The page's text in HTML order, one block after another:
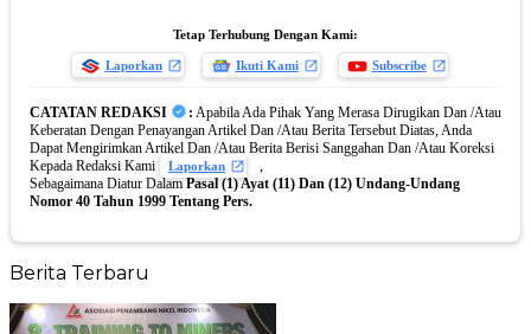
Tetap Terhubung Dengan Kami:
Laporkan Ikuti Kami Subscribe
CATATAN REDAKSI : Apabila Ada Pihak Yang Merasa Dirugikan Dan /Atau
Keberatan Dengan Penayangan Artikel Dan /Atau Berita Tersebut Diatas, Anda
Dapat Mengirimkan Artikel Dan /Atau Berita Berisi Sanggahan Dan /Atau Koreksi
Kepada Redaksi Kami
Laporkan
,
Sebagaimana Diatur DalamPasal (1) Ayat (11) Dan (12) Undang-Undang
Nomor 40 Tahun 1999 Tentang Pers.
Berita Terbaru